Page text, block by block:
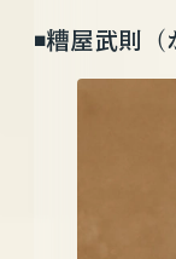
◾️糟屋武則